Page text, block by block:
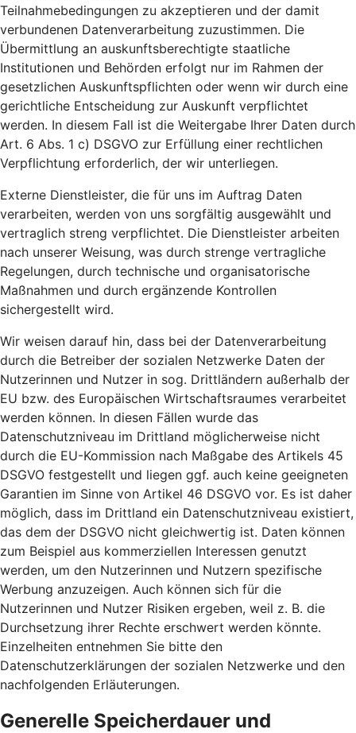
Teilnahmebedingungen zu akzeptieren und der damit
verbundenen Datenverarbeitung zuzustimmen. Die
Übermittlung an auskunftsberechtigte staatliche
Institutionen und Behörden erfolgt nur im Rahmen der
gesetzlichen Auskunftspflichten oder wenn wir durch eine
gerichtliche Entscheidung zur Auskunft verpflichtet
werden. In diesem Fall ist die Weitergabe Ihrer Daten durch
Art. 6 Abs. 1 c) DSGVO zur Erfüllung einer rechtlichen
Verpflichtung erforderlich, der wir unterliegen.
Externe Dienstleister, die für uns im Auftrag Daten
verarbeiten, werden von uns sorgfältig ausgewählt und
vertraglich streng verpflichtet. Die Dienstleister arbeiten
nach unserer Weisung, was durch strenge vertragliche
Regelungen, durch technische und organisatorische
Maßnahmen und durch ergänzende Kontrollen
sichergestellt wird.
Wir weisen darauf hin, dass bei der Datenverarbeitung
durch die Betreiber der sozialen Netzwerke Daten der
Nutzerinnen und Nutzer in sog. Drittländern außerhalb der
EU bzw. des Europäischen Wirtschaftsraumes verarbeitet
werden können. In diesen Fällen wurde das
Datenschutzniveau im Drittland möglicherweise nicht
durch die EU-Kommission nach Maßgabe des Artikels 45
DSGVO festgestellt und liegen ggf. auch keine geeigneten
Garantien im Sinne von Artikel 46 DSGVO vor. Es ist daher
möglich, dass im Drittland ein Datenschutzniveau existiert,
das dem der DSGVO nicht gleichwertig ist. Daten können
zum Beispiel aus kommerziellen Interessen genutzt
werden, um den Nutzerinnen und Nutzern spezifische
Werbung anzuzeigen. Auch können sich für die
Nutzerinnen und Nutzer Risiken ergeben, weil z. B. die
Durchsetzung ihrer Rechte erschwert werden könnte.
Einzelheiten entnehmen Sie bitte den
Datenschutzerklärungen der sozialen Netzwerke und den
nachfolgenden Erläuterungen.
Generelle Speicherdauer und